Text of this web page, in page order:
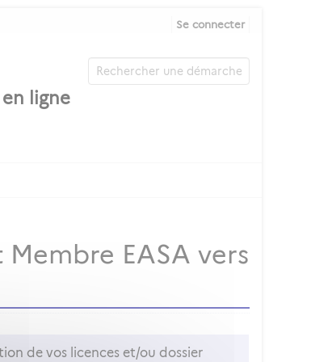
Se connecter
EASA vers
de vos licences et/ou dossier